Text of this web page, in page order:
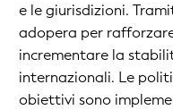
e le giurisdizioni.
adopera per
incrementare la
internazionali. Le
obiettivi sono